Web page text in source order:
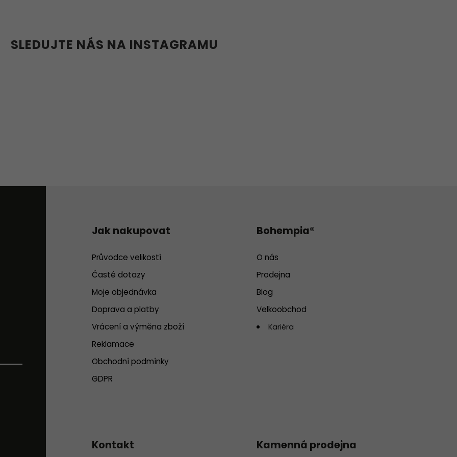
SLEDUJTE NÁS NA INSTAGRAMU
Jak nakupovat
Průvodce velikostí
Časté dotazy
Moje objednávka
Doprava a platby
Vrácení a výměna zboží
Reklamace
Obchodní podmínky
GDPR
Bohempia®
O nás
Prodejna
Blog
Velkoobchod
Kariéra
Kontakt Kamenná prodejna